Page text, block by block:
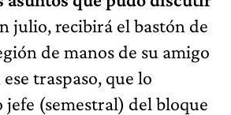
julio, recibirá el bastón de
de manos de su amigo
traspaso, que lo
(semestral) del bloque